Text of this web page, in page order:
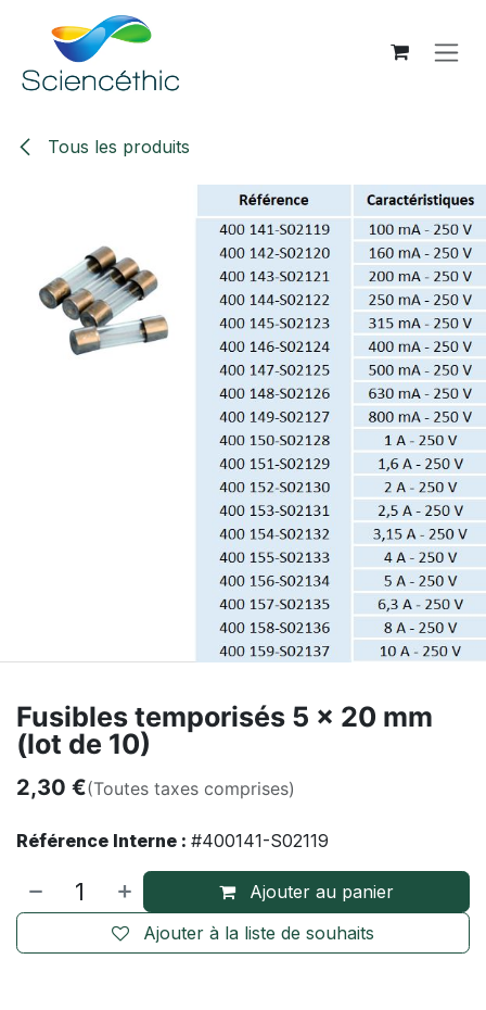
Se rendre au contenu
Tous les produits
Fusibles temporisés 5 x 20 mm
(lot de 10)
2,30 €(Toutes taxes comprises)
Référence Interne : #400141-S02119
Ajouter au panier
Ajouter à la liste de souhaits